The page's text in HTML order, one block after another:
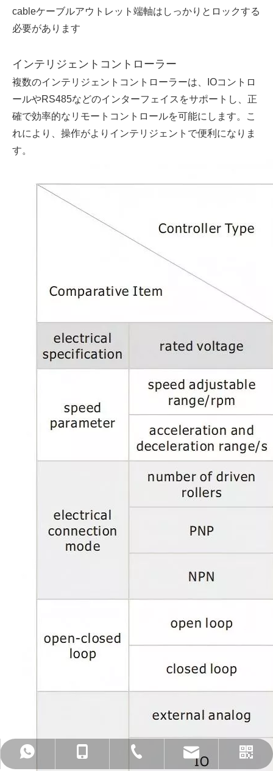
cableケーブルアウトレット端軸はしっかりとロックする
必要があります
インテリジェントコントローラー
複数のインテリジェントコントローラーは、IOコントロ
ールやRS485などのインターフェイスをサポートし、正
確で効率的なリモートコントロールを可能にします。こ
れにより、操作がよりインテリジェントで便利になりま
す。
13305721922
+86-13305721922
+86-0572-2590232
admin@ronwin.com
ワッツアップ